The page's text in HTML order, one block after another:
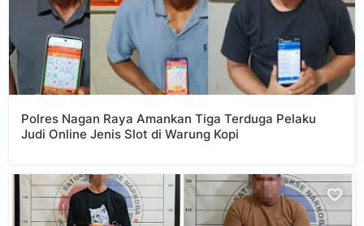
Polres Nagan Raya Amankan Tiga Terduga Pelaku
Judi Online Jenis Slot di Warung Kopi